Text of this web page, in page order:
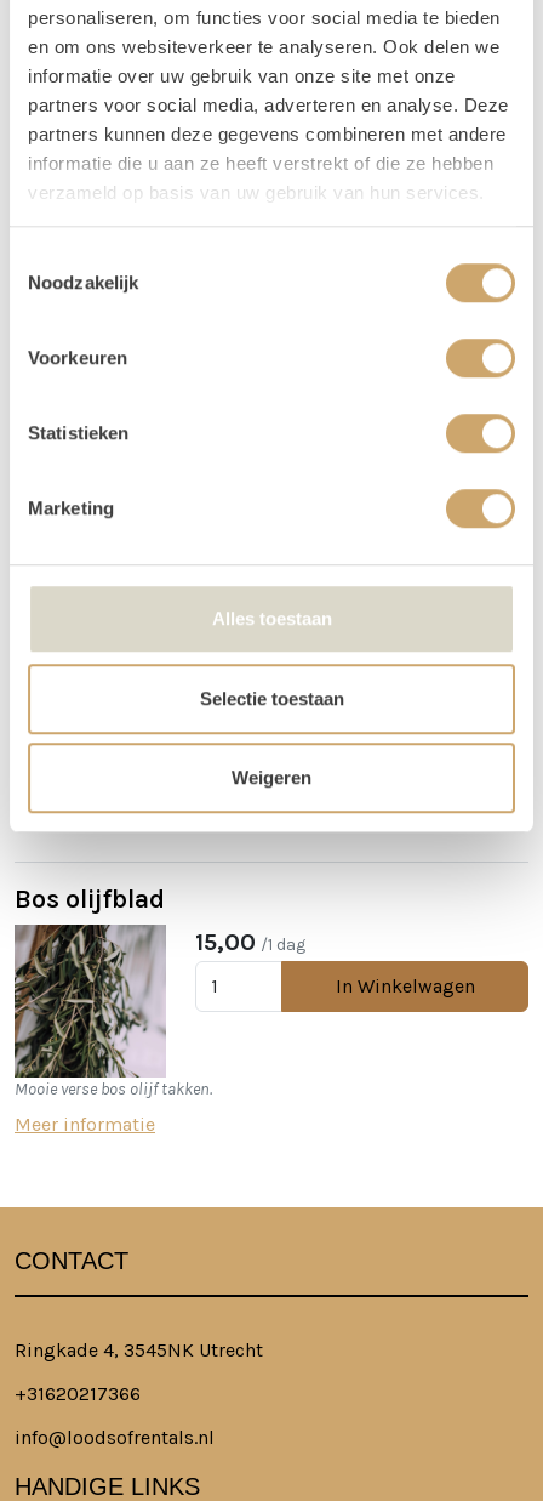
personaliseren, om functies voor social media te bieden
en om ons websiteverkeer te analyseren. Ook delen we
informatie over uw gebruik van onze site met onze
partners voor social media, adverteren en analyse. Deze
partners kunnen deze gegevens combineren met andere
informatie die u aan ze heeft verstrekt of die ze hebben
verzameld op basis van uw gebruik van hun services.
Noodzakelijk
Voorkeuren
Statistieken
Marketing
Alles toestaan
Selectie toestaan
Weigeren
en een groot bloemstuk ook perfect bij een event met
boho vibes!
Tip! Decoreer de backdrop met een mooi bloemstuk, of
met een groene bos olijf of eucalyptus van Loods of
Rentals! Deze optie kun je in jouw winkelmandje
aanvinken.
Disclaimer: Dit product is een verhuurproduct en kan gebruikssporen bevatten zoals krassen, deuken
Opties
Bos eucalyptus
Alles wordt mooier met deze verse eucalyptus!
Meer informatie
Bos olijfblad
15,00 /1 dag
In Winkelwagen
Mooie verse bos olijf takken.
Meer informatie
CONTACT
Ringkade 4, 3545NK Utrecht
+31620217366
info@loodsofrentals.nl
HANDIGE LINKS